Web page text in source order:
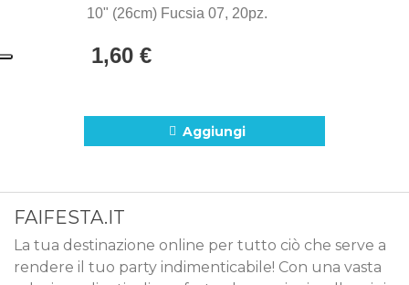
10" (26cm) Fucsia 07, 20pz.
1,60 €
Aggiungi
FAIFESTA.IT
La tua destinazione online per tutto ciò che serve a
rendere il tuo party indimenticabile! Con una vasta